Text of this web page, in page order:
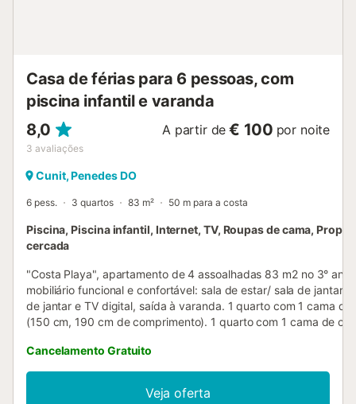
Casa de férias para 6 pessoas, com
piscina infantil e varanda
8,0
3 avaliações
A partir de € 100 por noite
Cunit, Penedes DO
6 pess. 3 quartos 83 m² 50 m para a costa
Piscina, Piscina infantil, Internet, TV, Roupas de cama,
cercada
"Costa Playa", apartamento de 4 assoalhadas 83 m2 no 3°
mobiliário funcional e confortável: sala de estar/ sala de jantar
de jantar e TV digital, saída à varanda. 1 quarto com 1 cama de
(150 cm, 190 cm de comprimento). 1 quarto com 1 cama de
comprimento). Cozinha (fogão com 4 bicos, forno, microondas).
Duche/WC, WC separado. Nenhuma opção de aquecimento.
Móveis de varanda. Vista esplêndida ao mar. O alojamento
máquina de lavar a roupa, ferro de passar roupa, cadeirão
Cancelamento Gratuito
Veja oferta